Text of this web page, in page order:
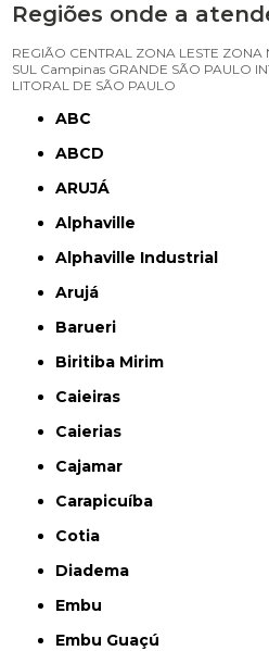
Regiões onde a
REGIÃO CENTRAL ZONA LESTE ZONA
SUL Campinas GRANDE SÃO PAULO
LITORAL DE SÃO PAULO
ABC
ABCD
ARUJÁ
Alphaville
Alphaville Industrial
Arujá
Barueri
Biritiba Mirim
Caieiras
Caierias
Cajamar
Carapicuíba
Cotia
Diadema
Embu
Embu Guaçú